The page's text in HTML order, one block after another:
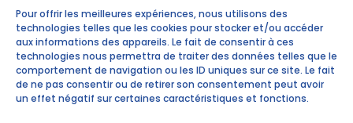
Pour offrir les meilleures expériences, nous utilisons des
technologies telles que les cookies pour stocker et/ou accéder
aux informations des appareils. Le fait de consentir à ces
technologies nous permettra de traiter des données telles que le
comportement de navigation ou les ID uniques sur ce site. Le fait
de ne pas consentir ou de retirer son consentement peut avoir
un effet négatif sur certaines caractéristiques et fonctions.
accompagnements